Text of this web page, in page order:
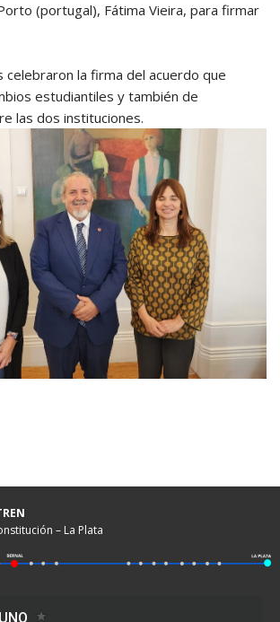
(portugal), Fátima Vieira, para firmar
celebraron la firma del acuerdo que
estudiantiles y también de
las dos instituciones.
– La Plata